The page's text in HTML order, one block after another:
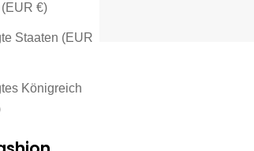
€)
Staaten (EUR
Königreich